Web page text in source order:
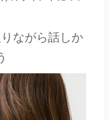
ながら話しか